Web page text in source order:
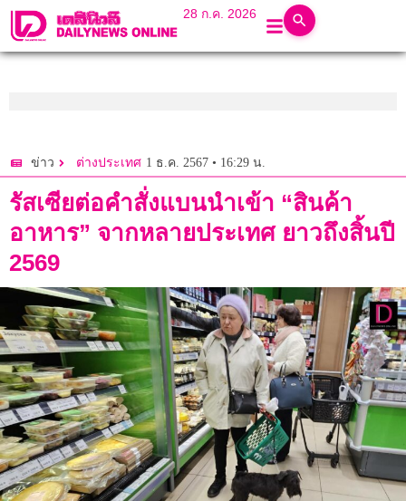
28 ก.ค. 2026
ข่าว ต่างประเทศ 1 ธ.ค. 2567 • 16:29 น.
รัสเซียต่อคำสั่งแบนนำเข้า “สินค้า
อาหาร” จากหลายประเทศ ยาวถึงสิ้นปี
2569